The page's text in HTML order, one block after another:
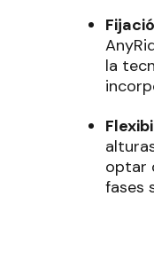
la
optar
fases